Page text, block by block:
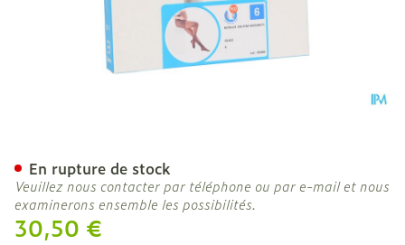
30,50 €
En rupture de stock
Veuillez nous contacter par téléphone ou par e-mail et nous
examinerons ensemble les possibilités.